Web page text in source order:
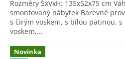
Rozměry ŠxVxH: 135x52x75 cm
smontovaný nábytek Barevné
s čirým voskem, s bílou patinou,
voskem,...
Novinka